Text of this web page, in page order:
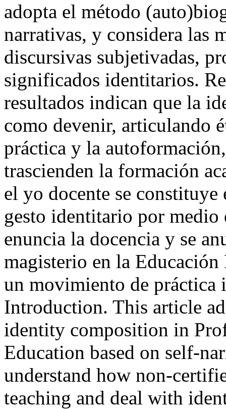
adopta el método
narrativas, y considera las
discursivas subjetivadas,
significados identitarios.
resultados indican que la
como devenir, articulando
práctica y la
trascienden la formación
el yo docente se constituye
gesto identitario por
enuncia la docencia y se
magisterio en la
un movimiento de
Introduction. This article
identity composition in
Education based on self-
understand how non-
teaching and deal with